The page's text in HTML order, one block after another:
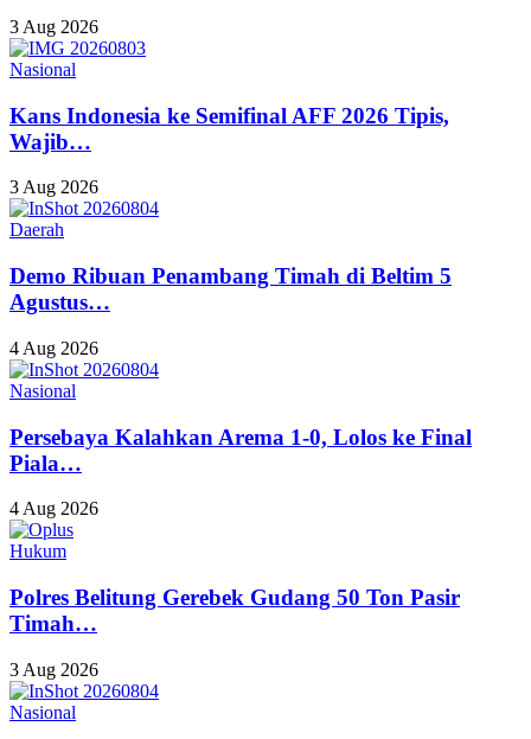
3 Aug 2026
Nasional
Kans Indonesia ke Semifinal AFF 2026 Tipis,
Wajib…
3 Aug 2026
Daerah
Demo Ribuan Penambang Timah di Beltim 5
Agustus…
4 Aug 2026
Nasional
Persebaya Kalahkan Arema 1-0, Lolos ke Final
Piala…
4 Aug 2026
Hukum
Polres Belitung Gerebek Gudang 50 Ton Pasir
Timah…
3 Aug 2026
Nasional